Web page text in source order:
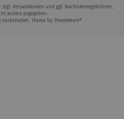
zzgl. Versandkosten und ggf. Nachnahmegebühren,
anders angegeben.
vorbehalten. Theme by ThemeWare®